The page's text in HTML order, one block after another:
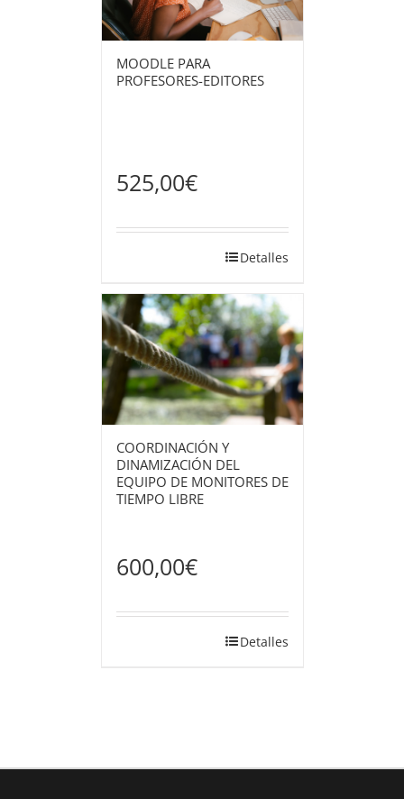
MOODLE PARA
PROFESORES-EDITORES
525,00€
Detalles
COORDINACIÓN Y
DINAMIZACIÓN DEL
EQUIPO DE MONITORES DE
TIEMPO LIBRE
600,00€
Detalles